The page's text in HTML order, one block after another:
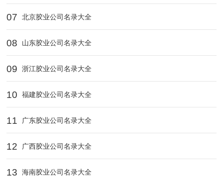
07 北京胶业公司名录大全
08 山东胶业公司名录大全
09 浙江胶业公司名录大全
10 福建胶业公司名录大全
11 广东胶业公司名录大全
12 广西胶业公司名录大全
13 海南胶业公司名录大全